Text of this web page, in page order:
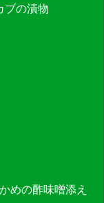
ブの漬物
めの酢味噌添え